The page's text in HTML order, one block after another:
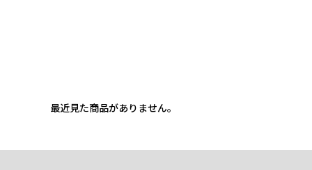
最近見た商品がありません。